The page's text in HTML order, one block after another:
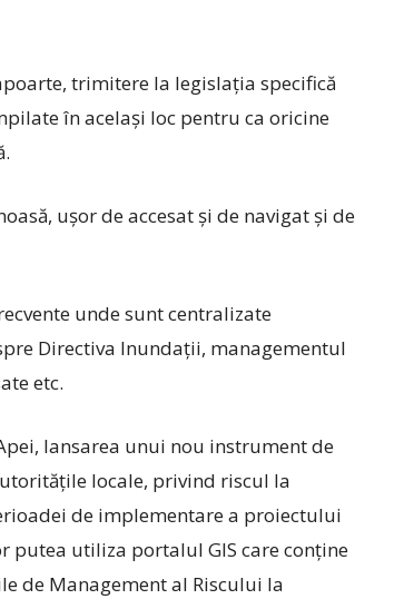
trimitere la legislația specifică
în același loc pentru ca oricine
ușor de accesat și de navigat și de
unde sunt centralizate
Directiva Inundații, managementul
etc.
lansarea unui nou instrument de
locale, privind riscul la
de implementare a proiectului
putea utiliza portalul GIS care conține
de Management al Riscului la